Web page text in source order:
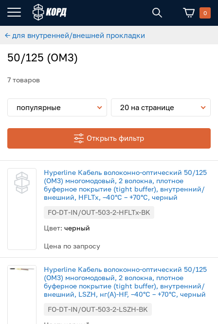
0
← для внутренней/внешней прокладки
50/125 (ОМ3)
7 товаров
популярные 20 на странице
Открыть фильтр
Hyperline Кабель волоконно-оптический 50/125
(OM3) многомодовый, 2 волокна, плотное
буферное покрытие (tight buffer), внутренний/
внешний, HFLTx, –40°C – +70°C, черный
FO-DT-IN/OUT-503-2-HFLTx-BK
Цвет: черный
Цена по запросу
Hyperline Кабель волоконно-оптический 50/125
(OM3) многомодовый, 2 волокна, плотное
буферное покрытие (tight buffer), внутренний/
внешний, LSZH, нг(А)-HF, –40°C – +70°C, черный
FO-DT-IN/OUT-503-2-LSZH-BK